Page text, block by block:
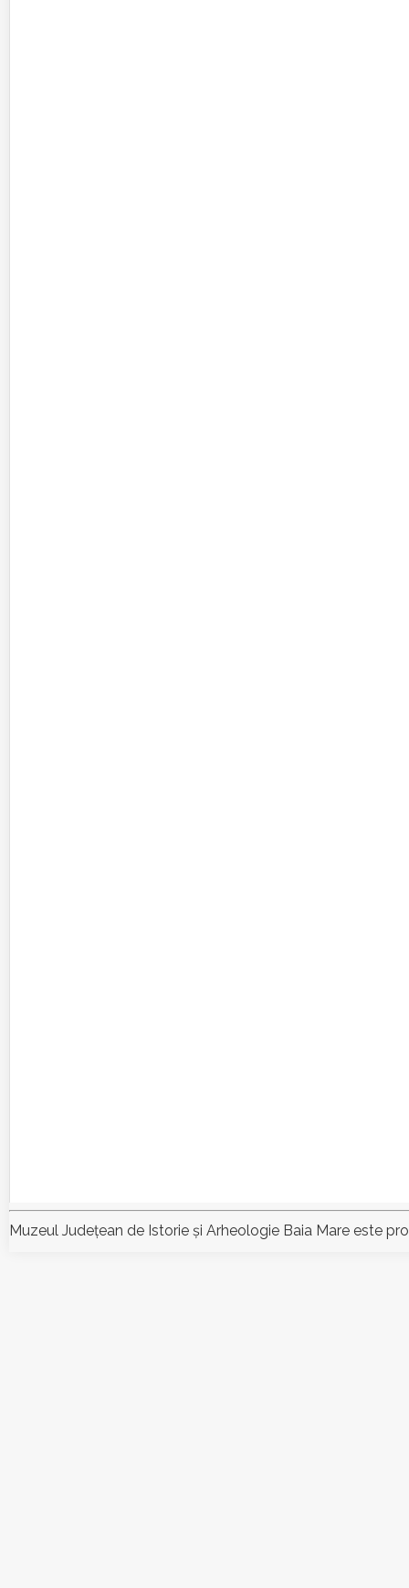
Muzeul Judeţean de Istorie şi Arheologie Baia Mare este